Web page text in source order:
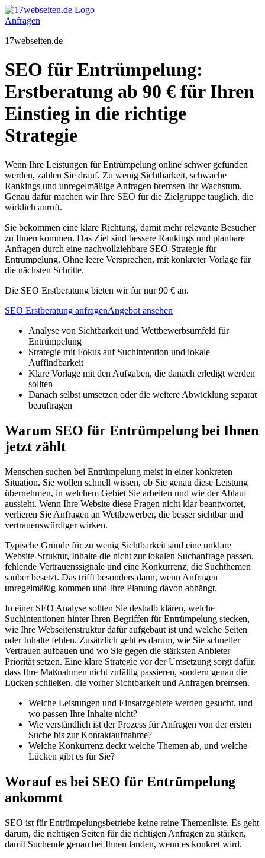
Zum
Inhalt
Anfragen
17webseiten.de
SEO für Entrümpelung:
Erstberatung ab 90 € für Ihren
Einstieg in die richtige
Strategie
Wenn Ihre Leistungen für Entrümpelung online schwer gefunden
werden, zahlen Sie drauf. Zu wenig Sichtbarkeit, schwache
Rankings und unregelmäßige Anfragen bremsen Ihr Wachstum.
Genau dafür machen wir Ihre SEO für die Zielgruppe tauglich, die
wirklich anruft.
Sie bekommen eine klare Richtung, damit mehr relevante Besucher
zu Ihnen kommen. Das Ziel sind bessere Rankings und planbare
Anfragen durch eine nachvollziehbare SEO-Strategie für
Entrümpelung. Ohne leere Versprechen, mit konkreter Vorlage für
die nächsten Schritte.
Die SEO Erstberatung bieten wir für nur 90 € an.
SEO Erstberatung anfragenAngebot ansehen
Analyse von Sichtbarkeit und Wettbewerbsumfeld für
Entrümpelung
Strategie mit Fokus auf Suchintention und lokale
Auffindbarkeit
Klare Vorlage mit den Aufgaben, die danach erledigt werden
sollten
Danach selbst umsetzen oder die weitere Abwicklung separat
beauftragen
Warum SEO für Entrümpelung bei Ihnen
jetzt zählt
Menschen suchen bei Entrümpelung meist in einer konkreten
Situation. Sie wollen schnell wissen, ob Sie genau diese Leistung
übernehmen, in welchem Gebiet Sie arbeiten und wie der Ablauf
aussieht. Wenn Ihre Website diese Fragen nicht klar beantwortet,
verlieren Sie Anfragen an Wettbewerber, die besser sichtbar und
vertrauenswürdiger wirken.
Typische Gründe für zu wenig Sichtbarkeit sind eine unklare
Website-Struktur, Inhalte die nicht zur lokalen Suchanfrage passen,
fehlende Vertrauenssignale und eine Konkurrenz, die Suchthemen
sauber besetzt. Das trifft besonders dann, wenn Anfragen
unregelmäßig kommen und Ihre Planung davon abhängt.
In einer SEO Analyse sollten Sie deshalb klären, welche
Suchintentionen hinter Ihren Begriffen für Entrümpelung stecken,
wie Ihre Webseitenstruktur dafür aufgebaut ist und welche Seiten
oder Inhalte fehlen. Zusätzlich geht es darum, wie Sie schneller
Vertrauen aufbauen und wo Sie gegen die stärksten Anbieter
Priorität setzen. Eine klare Strategie vor der Umsetzung sorgt dafür,
dass Ihre Maßnahmen nicht zufällig passieren, sondern genau die
Lücken schließen, die vorher Sichtbarkeit und Anfragen bremsen.
Welche Leistungen und Einsatzgebiete werden gesucht, und
wo passen Ihre Inhalte nicht?
Wie verständlich ist der Prozess für Anfragen von der ersten
Suche bis zur Kontaktaufnahme?
Welche Konkurrenz deckt welche Themen ab, und welche
Lücken gibt es für Sie?
Worauf es bei SEO für Entrümpelung
ankommt
SEO ist für Entrümpelungsbetriebe keine reine Themenliste. Es geht
darum, die richtigen Seiten für die richtigen Anfragen zu stärken,
damit Suchende genau bei Ihnen landen, wenn es konkret wird.